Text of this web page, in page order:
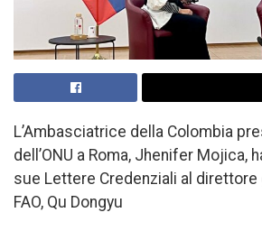
L’Ambasciatrice della Colombia
dell’ONU a Roma, Jhenifer Mojica,
sue Lettere Credenziali al direttore
FAO, Qu Dongyu